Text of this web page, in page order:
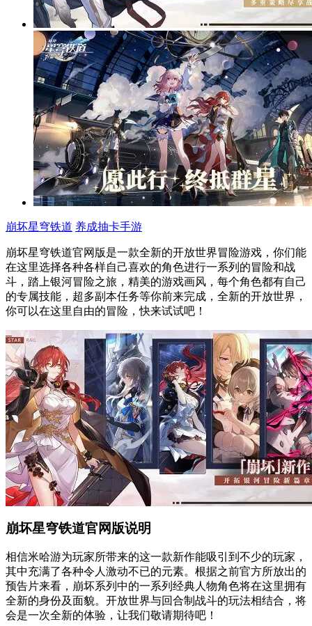
崩坏星穹铁道 养成抽卡手游
崩坏星穹铁道官网版是一款全新的开放世界冒险游戏，你们能
在这里选择各种各样自己喜欢的角色进行一系列的冒险和战
斗，踏上银河冒险之旅，精美的游戏画风，每个角色都有自己
的专属技能，超多副本任务等你前来完成，全新的开放世界，
你可以在这里自由的冒险，快来试试吧！
崩坏星穹铁道官网版说明
相信米哈游为玩家所带来的这一款新作能吸引到不少的玩家，
其中充满了各种令人激动不已的元素。根据之前官方所放出的
预告片来看，崩坏系列中的一系列经典人物角色将在这里拥有
全新的身份及面貌。开放世界与回合制战斗的玩法相结合，将
会是一次全新的体验，让我们敬请期待吧！